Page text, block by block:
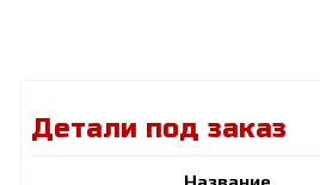
Детали под заказ